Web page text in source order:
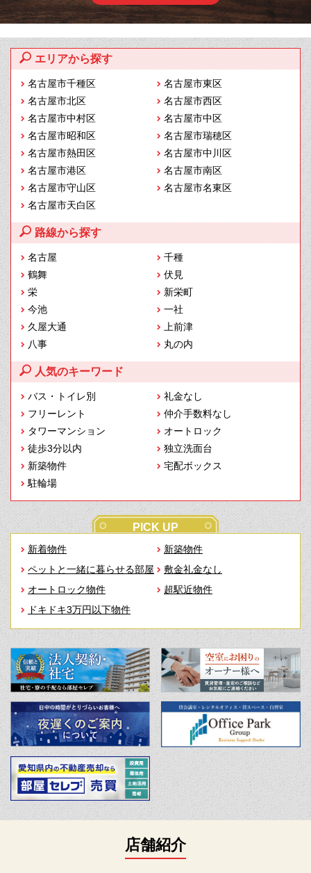
エリアから探す
名古屋市千種区
名古屋市東区
名古屋市北区
名古屋市西区
名古屋市中村区
名古屋市中区
名古屋市昭和区
名古屋市瑞穂区
名古屋市熱田区
名古屋市中川区
名古屋市港区
名古屋市南区
名古屋市守山区
名古屋市名東区
名古屋市天白区
路線から探す
名古屋
千種
鶴舞
伏見
栄
新栄町
今池
一社
久屋大通
上前津
八事
丸の内
人気のキーワード
バス・トイレ別
礼金なし
フリーレント
仲介手数料なし
タワーマンション
オートロック
徒歩3分以内
独立洗面台
新築物件
宅配ボックス
駐輪場
PICK UP
新着物件
新築物件
ペットと一緒に暮らせる部屋
敷金礼金なし
オートロック物件
超駅近物件
ドキドキ3万円以下物件
店舗紹介